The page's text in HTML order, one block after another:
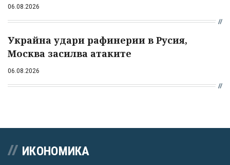
06.08.2026
Украйна удари рафинерии в Русия,
Москва засилва атаките
06.08.2026
ИКОНОМИКА